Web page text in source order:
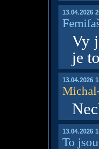
13.04.2026
Vy
je
13.04.2026
13.04.2026
To